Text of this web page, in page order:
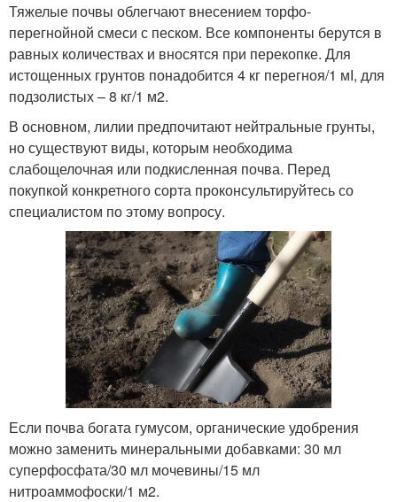
Тяжелые почвы облегчают внесением торфо-
перегнойной смеси с песком. Все компоненты берутся в
равных количествах и вносятся при перекопке. Для
истощенных грунтов понадобится 4 кг перегноя/1 мІ, для
подзолистых – 8 кг/1 м2.
В основном, лилии предпочитают нейтральные грунты,
но существуют виды, которым необходима
слабощелочная или подкисленная почва. Перед
покупкой конкретного сорта проконсультируйтесь со
специалистом по этому вопросу.
Если почва богата гумусом, органические удобрения
можно заменить минеральными добавками: 30 мл
суперфосфата/30 мл мочевины/15 мл
нитроаммофоски/1 м2.